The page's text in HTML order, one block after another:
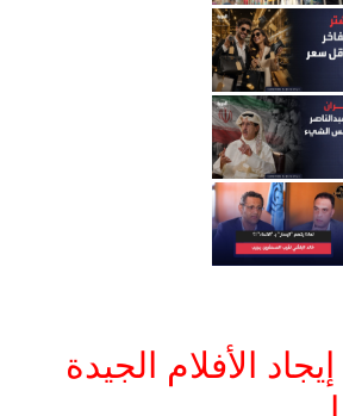
الأفلام الجيدة